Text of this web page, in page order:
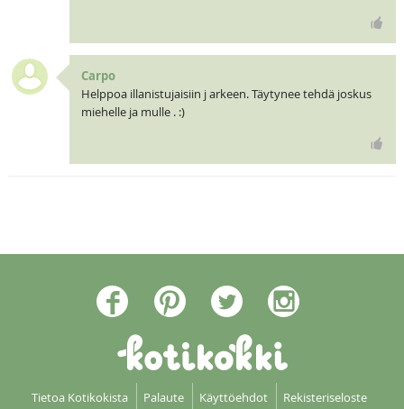
Carpo
Helppoa illanistujaisiin j arkeen. Täytynee tehdä joskus
miehelle ja mulle . :)
Tietoa Kotikokista Palaute Käyttöehdot Rekisteriseloste